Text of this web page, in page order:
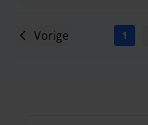
Vorige 1